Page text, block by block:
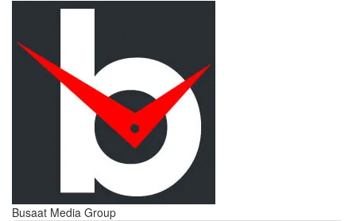
Busaat Media Group